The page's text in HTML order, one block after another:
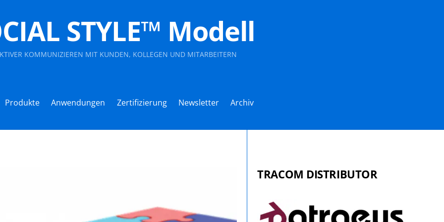
STYLE™ Modell
KOMMUNIZIEREN MIT KUNDEN, KOLLEGEN UND MITARBEITERN
Produkte Anwendungen Zertifizierung Newsletter Archiv
TRACOM DISTRIBUTOR